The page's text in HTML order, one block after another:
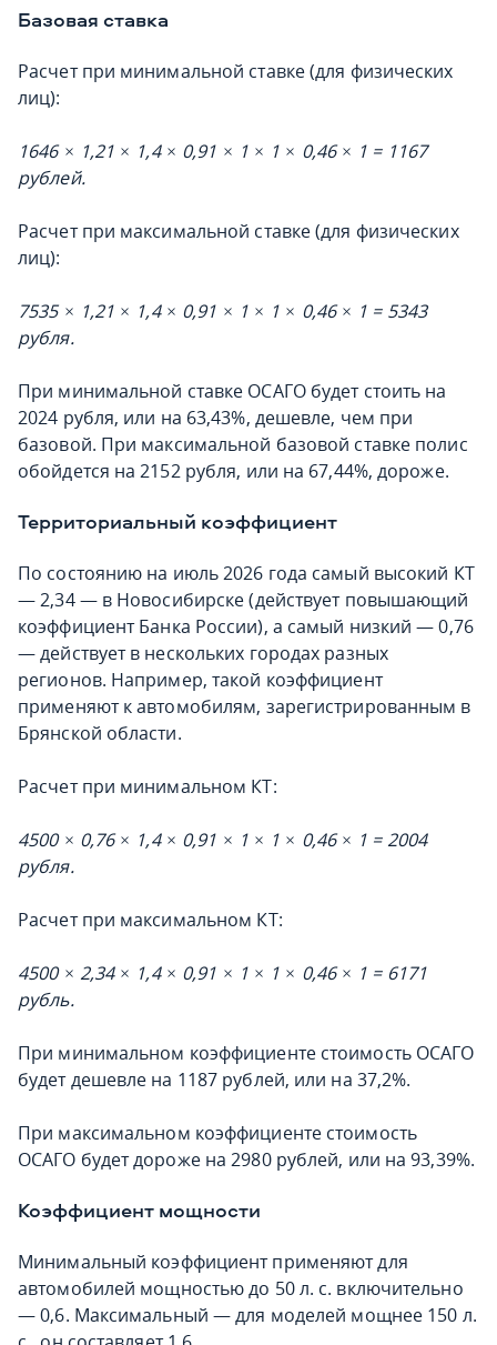
Базовая ставка
Расчет при минимальной ставке (для физических
лиц):
1646 × 1,21 × 1,4 × 0,91 × 1 × 1 × 0,46 × 1 = 1167
рублей.
Расчет при максимальной ставке (для физических
лиц):
7535 × 1,21 × 1,4 × 0,91 × 1 × 1 × 0,46 × 1 = 5343
рубля.
При минимальной ставке ОСАГО будет стоить на
2024 рубля, или на 63,43%, дешевле, чем при
базовой. При максимальной базовой ставке полис
обойдется на 2152 рубля, или на 67,44%, дороже.
Территориальный коэффициент
По состоянию на июль 2026 года самый высокий КТ
— 2,34 — в Новосибирске (действует повышающий
коэффициент Банка России), а самый низкий — 0,76
— действует в нескольких городах разных
регионов. Например, такой коэффициент
применяют к автомобилям, зарегистрированным в
Брянской области.
Расчет при минимальном КТ:
4500 × 0,76 × 1,4 × 0,91 × 1 × 1 × 0,46 × 1 = 2004
рубля.
Расчет при максимальном КТ:
4500 × 2,34 × 1,4 × 0,91 × 1 × 1 × 0,46 × 1 = 6171
рубль.
При минимальном коэффициенте стоимость ОСАГО
будет дешевле на 1187 рублей, или на 37,2%.
При максимальном коэффициенте стоимость
ОСАГО будет дороже на 2980 рублей, или на 93,39%.
Коэффициент мощности
Минимальный коэффициент применяют для
автомобилей мощностью до 50 л. с. включительно
— 0,6. Максимальный — для моделей мощнее 150 л.